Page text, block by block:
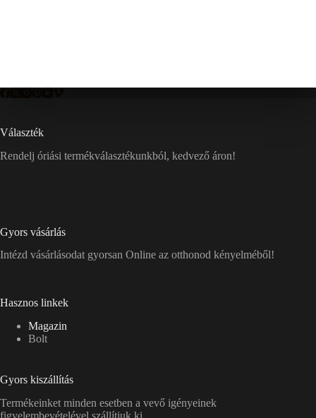
Választék
Rendelj óriási termékválasztékunkból, kedvező áron!
Gyors vásárlás
Intézd vásárlásodat gyorsan Online az otthonod kényelméből!
Hasznos linkek
Magazin
Bolt
Gyors kiszállítás
Termékeinket minden esetben a vevő igényeinek
figyelembevételével szállítjuk ki.